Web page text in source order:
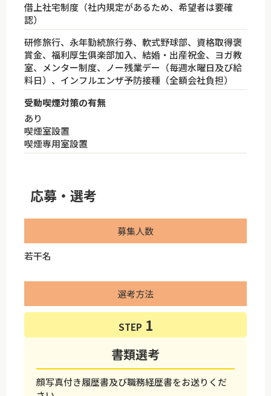
借上社宅制度（社内規定があるため、希望者は要確
認）
研修旅行、永年勤続旅行券、軟式野球部、資格取得褒
賞金、福利厚生俱楽部加入、結婚・出産祝金、ヨガ教
室、メンター制度、ノー残業デー（毎週水曜日及び給
料日）、インフルエンザ予防接種（全額会社負担）
受動喫煙対策の有無
あり
喫煙室設置
喫煙専用室設置
応募・選考
募集人数
若干名
選考方法
STEP
書類選考
顔写真付き履歴書及び職務経歴書をお送りくだ